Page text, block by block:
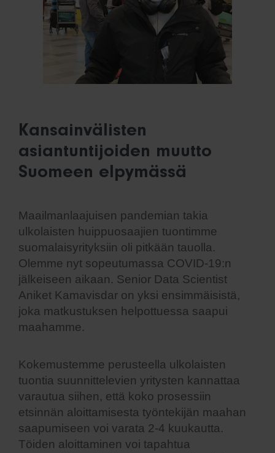
Kansainvälisten
asiantuntijoiden muutto
Suomeen elpymässä
Maailmanlaajuisen pandemian takia
ulkolaisten huippuosaajien tuontimme
suomalaisyrityksiin oli pitkään tauolla.
Olemme nyt sopeutumassa COVID-19:n
jälkeiseen aikaan. Senior Data Scientist
Aniket Kamavisdar on yksi ensimmäisistä,
joka matkustuksen helpottuessa saapui
maahamme.
Kokemustemme perusteella ulkolaisten
tuontia suunnittelevien yritysten kannattaa
varautua siihen, että koko prosessiin
etsinnän aloittamisesta työntekijän maahan
saapumiseen voi varata 2-4 kuukautta.
Töiden aloittaminen voi tapahtua